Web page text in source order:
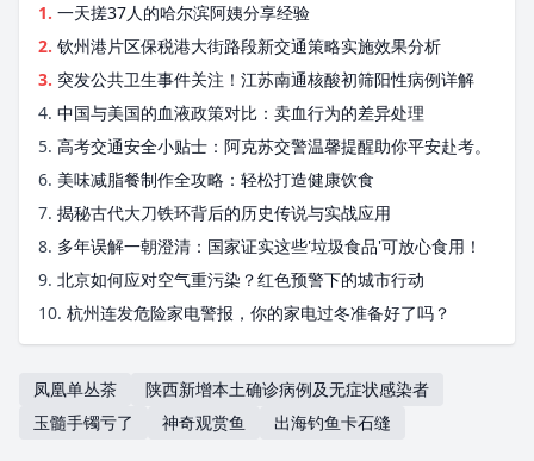
1. 一天搓37人的哈尔滨阿姨分享经验
2. 钦州港片区保税港大街路段新交通策略实施效果分析
3. 突发公共卫生事件关注！江苏南通核酸初筛阳性病例详解
4. 中国与美国的血液政策对比：卖血行为的差异处理
5. 高考交通安全小贴士：阿克苏交警温馨提醒助你平安赴考。
6. 美味减脂餐制作全攻略：轻松打造健康饮食
7. 揭秘古代大刀铁环背后的历史传说与实战应用
8. 多年误解一朝澄清：国家证实这些'垃圾食品'可放心食用！
9. 北京如何应对空气重污染？红色预警下的城市行动
10. 杭州连发危险家电警报，你的家电过冬准备好了吗？
凤凰单丛茶
陕西新增本土确诊病例及无症状感染者
玉髓手镯亏了
神奇观赏鱼 出海钓鱼卡石缝